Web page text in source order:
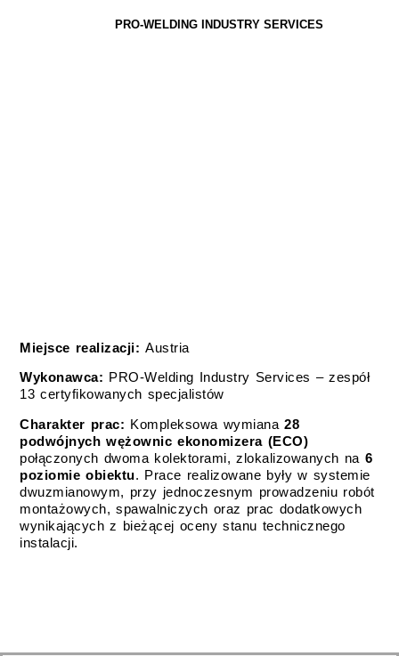
PRO-WELDING INDUSTRY SERVICES
Miejsce realizacji: Austria
Wykonawca: PRO-Welding Industry Services – zespół
13 certyfikowanych specjalistów
Charakter prac: Kompleksowa wymiana28
podwójnych wężownic ekonomizera (ECO)
połączonych dwoma kolektorami, zlokalizowanych na 6
poziomie obiektu. Prace realizowane były w systemie
dwuzmianowym, przy jednoczesnym prowadzeniu robót
montażowych, spawalniczych oraz prac dodatkowych
wynikających z bieżącej oceny stanu technicznego
instalacji.